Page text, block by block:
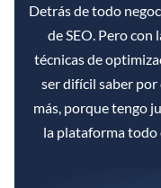
Detrás de todo
de SEO. Pero
técnicas de
ser difícil saber por
más, porque tengo
la plataforma todo